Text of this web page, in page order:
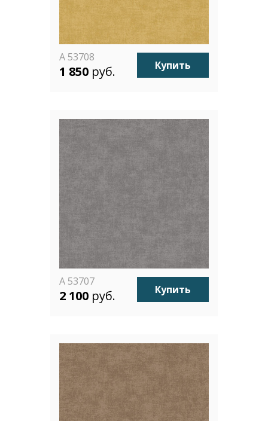
A 53708
1 850 руб. Купить
A 53707
2 100 руб. Купить